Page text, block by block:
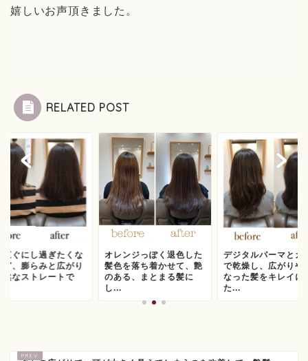
嬉しいお声頂きました。
RELATED POST
直ぐにし過ぎたくな
ど、膨らみと広がり
然なストレートで
オレンジっぽく退色した
髪色を落ち着かせて、艶
のある、まとまる髪に
し...
デジタルパーマとカ
で乾燥し、広がりや
なった髪をキレイに
た...